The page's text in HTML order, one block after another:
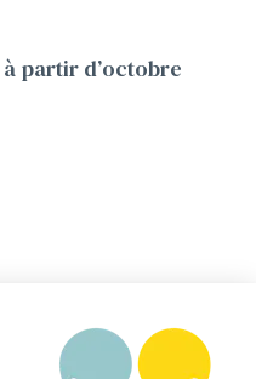
partir d’octobre